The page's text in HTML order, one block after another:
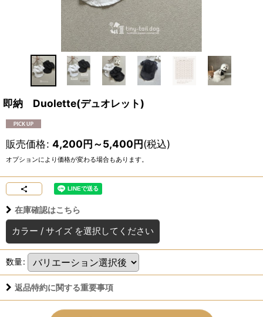
即納 Duolette(デュオレット)
販売価格: 4,200円～5,400円(税込)
オプションにより価格が変わる場合もあります。
在庫確認はこちら
カラー / サイズ を選択してください
数量:
返品特約に関する重要事項